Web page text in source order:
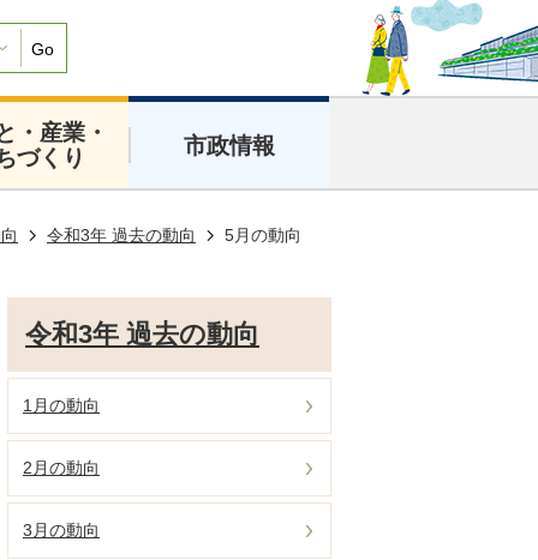
Go
・産業・
づくり
市政情報
令和3年 過去の動向 5月の動向
令和3年 過去の動向
1月の動向
2月の動向
3月の動向